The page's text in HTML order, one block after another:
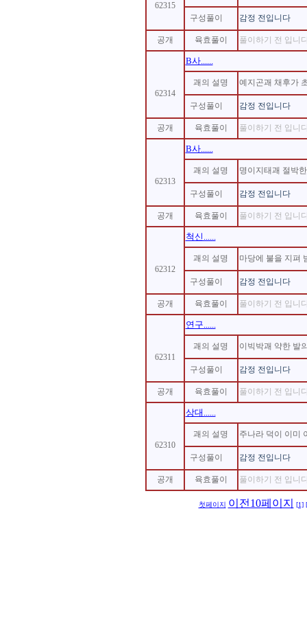
62315
구성풀이 감정 전입니다
공개 육효풀이 풀이하기 전 입니
62314
B사......
괘의 설명 예지곤괘 채후가
구성풀이 감정 전입니다
공개 육효풀이 풀이하기 전 입니
62313
B사......
괘의 설명 명이지태괘 절박
구성풀이 감정 전입니다
공개 육효풀이 풀이하기 전 입니
62312
척신......
괘의 설명 마당에 불을 지펴
구성풀이 감정 전입니다
공개 육효풀이 풀이하기 전 입니
62311
연구......
괘의 설명 이빅박괘 약한 발
구성풀이 감정 전입니다
공개 육효풀이 풀이하기 전 입니
62310
상대......
괘의 설명 주나라 덕이 이미
구성풀이 감정 전입니다
공개 육효풀이 풀이하기 전 입니
첫페이지 이전10페이지 [1]